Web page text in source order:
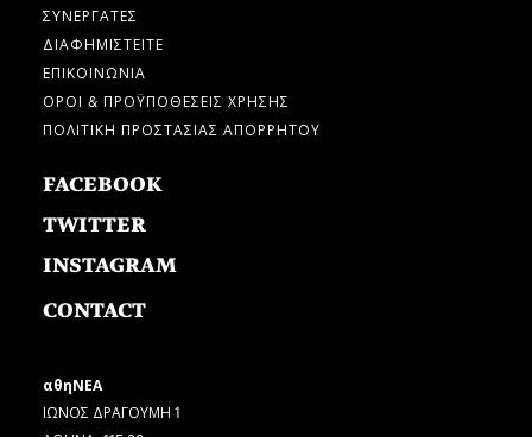
ΣΥΝΕΡΓΑΤΕΣ
ΔΙΑΦΗΜΙΣΤΕΙΤΕ
ΕΠΙΚΟΙΝΩΝΙΑ
ΟΡΟΙ & ΠΡΟΫΠΟΘΕΣΕΙΣ ΧΡΗΣΗΣ
ΠΟΛΙΤΙΚΗ ΠΡΟΣΤΑΣΙΑΣ ΑΠΟΡΡΗΤΟΥ
FACEBOOK
TWITTER
INSTAGRAM
CONTACT
αθηΝΕΑ
ΙΩΝΟΣ ΔΡΑΓΟΥΜΗ 1